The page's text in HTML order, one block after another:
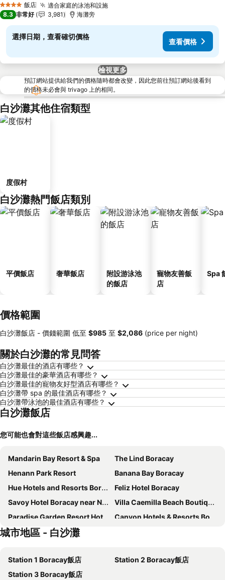
4 星級 飯店 適合家庭的泳池和設施
8.3 非常好 3,981 海灘旁
選擇日期，查看確切價格
查看價格
檢視更多
預訂網站提供給我們的價格隨時都會改變，因此您前往預訂網站後看到
的價格未必會與 trivago 上的相同。
白沙灘其他住宿類型
度假村
白沙灘熱門飯店類別
平價飯店 奢華飯店
附設游泳池
的飯店
寵物友善飯
店
Spa
價格範圍
白沙灘飯店 - 價錢範圍 低至 ‎$985 至 ‎$2,086 (price per night)
關於白沙灘的常見問答
白沙灘最佳的酒店有哪些？
白沙灘最佳的豪華酒店有哪些？
白沙灘最佳的寵物友好型酒店有哪些？
白沙灘帶 spa 的最佳酒店有哪些？
白沙灘帶泳池的最佳酒店有哪些？
白沙灘飯店
您可能也會對這些飯店感興趣...
Mandarin Bay Resort & Spa
The Lind Boracay
Henann Park Resort
Banana Bay Boracay
Hue Hotels and Resorts Boracay
Feliz Hotel Boracay
Savoy Hotel Boracay near Newcoast Beach
Villa Caemilla Beach Boutique Hotel
Paradise Garden Resort Hotel & Convention Center Boracay
Canyon Hotels & Resorts Boracay
Aloha Boracay Hotel
Aqua Boracay
The Piccolo Hotel of Boracay
Mandarin Nest Boracay
城市地區 - 白沙灘
Station 1 Boracay飯店
Station 2 Boracay飯店
Station 3 Boracay飯店